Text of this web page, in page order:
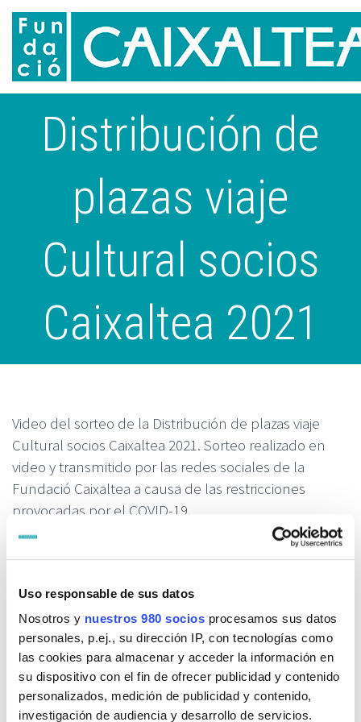
Uso responsable de sus datos
Nosotros y nuestros 980 socios procesamos sus datos
personales, p.ej., su dirección IP, con tecnologías como
las cookies para almacenar y acceder la información en
su dispositivo con el fin de ofrecer publicidad y contenido
personalizados, medición de publicidad y contenido,
investigación de audiencia y desarrollo de servicios.
Distribución de
plazas viaje
Cultural socios
Caixaltea 2021
Video del sorteo de la Distribución de plazas viaje
Cultural socios Caixaltea 2021. Sorteo realizado en
video y transmitido por las redes sociales de la
Fundació Caixaltea a causa de las restricciones
provocadas por el COVID-19.